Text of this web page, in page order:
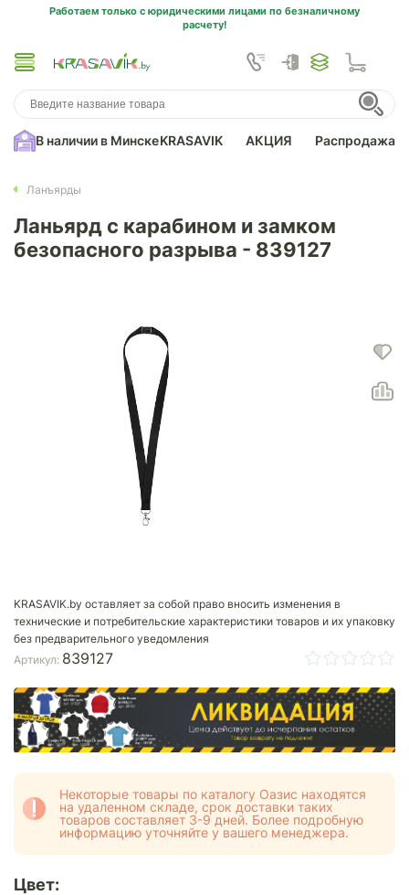
Работаем только с юридическими лицами по безналичному
расчету!
В наличии в МинскеKRASAVIK АКЦИЯ Распродажа
Ланъярды
Ланьярд с карабином и замком
безопасного разрыва - 839127
KRASAVIK.by оставляет за собой право вносить изменения в
технические и потребительские характеристики товаров и их упаковку
без предварительного уведомления
Артикул: 839127
Некоторые товары по каталогу Оазис находятся
на удаленном складе, срок доставки таких
товаров составляет 3-9 дней. Более подробную
информацию уточняйте у вашего менеджера.
Цвет: